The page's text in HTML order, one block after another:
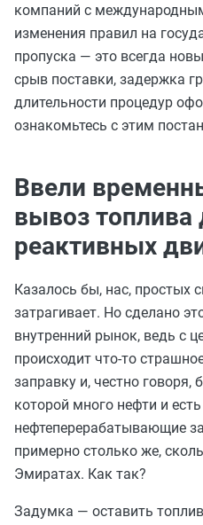
компаний с
изменения правил на
пропуска — это всегда
срыв поставки, задержка
длительности процедур
ознакомьтесь с этим
Ввели
вывоз топлива
реактивных
Казалось бы, нас, простых
затрагивает. Но сделано
внутренний рынок, ведь с
происходит что-то
заправку и, честно говоря,
которой много нефти и
нефтеперерабатывающие
примерно столько же,
Эмиратах. Как так?
Задумка — оставить